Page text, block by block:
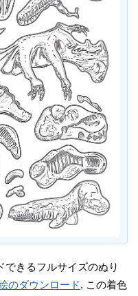
できるフルサイズのぬり
のダウンロード. この着色